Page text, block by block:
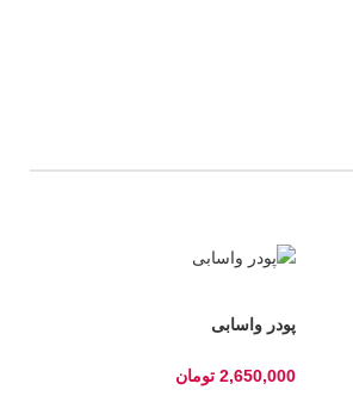
پودر واسابی
2,650,000 تومان